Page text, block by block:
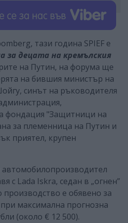
тази година SPIEF е
за децата на кремълския
на Путин, на форума ще
на бившия министър на
синът на ръководителя
фондация "Защитници на
за племенница на Путин и
приятел, крупен
автомобилопроизводител
с Lada Iskra, седан в „огнен”
производство е обявено за
при максимална прогнозна
(около € 12 500).